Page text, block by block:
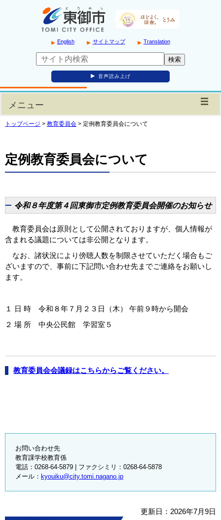
English サイトマップ Translation
音声読み上げ
メニュー
トップページ > 教育委員会 > 定例教育委員会について
定例教育委員会について
令和８年度第４回東御市定例教育委員会開催のお知らせ
教育委員会は原則として公開されておりますが、個人情報が
含まれる議題については非公開となります。
なお、諸状況により傍聴人数を制限させていただく場合もご
ざいますので、事前に下記問い合わせ先までご連絡をお願いし
ます。
１ 日 時 令和８年７月２３日（木） 午前９時から開会
２ 場 所 中央公民館 学習室５
教育委員会会議録はこちらからご覧ください。
お問い合わせ先
教育課学校教育係
電話：0268-64-5879 | ファクシミリ：0268-64-5878
メール： kyouiku@city.tomi.nagano.jp
更新日：2026年7月9日